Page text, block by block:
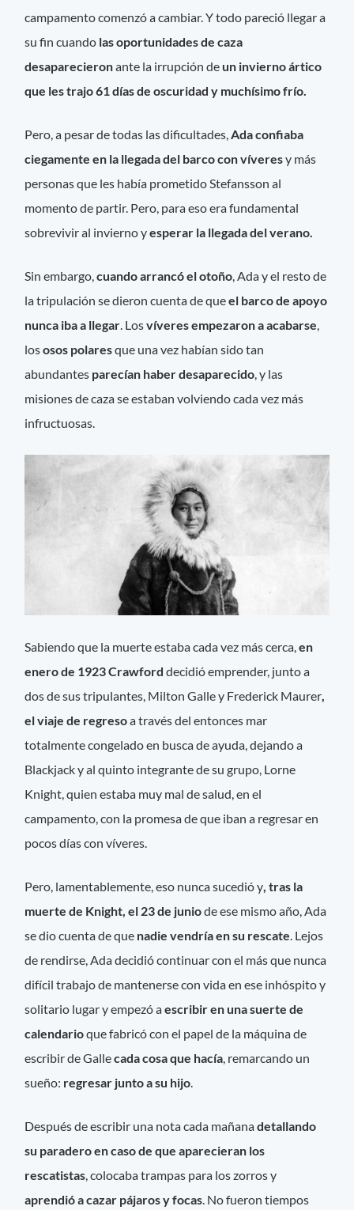
campamento comenzó a cambiar. Y todo pareció llegar a
su fin cuando las oportunidades de caza
desaparecieronante la irrupción de un invierno ártico
que les trajo61 días de oscuridad y muchísimo frío.
Pero, a pesar de todas las dificultades,Ada confiaba
ciegamente en la llegada del barco con víveresy más
personas que les había prometido Stefansson al
momento de partir. Pero, para eso era fundamental
sobrevivir al invierno yesperar la llegada del verano.
Sin embargo,cuando arrancó el otoño, Ada y el resto de
la tripulación se dieron cuenta de queel barco de apoyo
nunca iba a llegar. Losvíveres empezaron a acabarse,
lososos polaresque una vez habían sido tan
abundantes parecían haber desaparecido, y las
misiones de caza se estaban volviendo cada vez más
infructuosas.
Sabiendo que la muerte estaba cada vez más cerca,en
enero de 1923 Crawforddecidió emprender, junto a
dos de sus tripulantes, Milton Galle y Frederick Maurer
el viaje de regresoa través del entonces mar
totalmente congelado en busca de ayuda, dejando a
Blackjack y al quinto integrante de su grupo, Lorne
Knight, quien estaba muy mal de salud, en el
campamento, con la promesa de que iban a regresar en
pocos días con víveres.
Pero, lamentablemente, eso nunca sucedió y, tras la
muerte de Knight, el 23 de juniode ese mismo año, Ada
se dio cuenta de que nadie vendría en su rescate. Lejos
de rendirse, Ada decidió continuar con el más que nunca
difícil trabajo de mantenerse con vida en ese inhóspito y
solitario lugar y empezó aescribir en una suerte de
calendarioque fabricó con el papel de la máquina de
escribir de Gallecada cosa que hacía, remarcando un
sueño: regresar junto a su hijo.
Después de escribir una nota cada mañanadetallando
su paradero en caso de que aparecieran los
rescatistas, colocaba trampas para los zorros y
aprendió a cazar pájaros y focas. No fueron tiempos